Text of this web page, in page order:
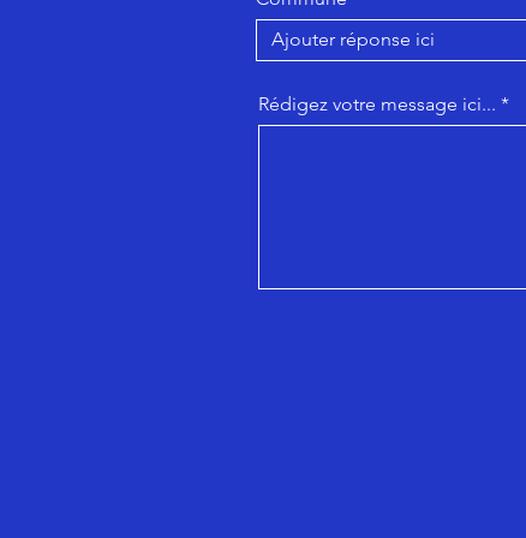
Rédigez votre message ici...